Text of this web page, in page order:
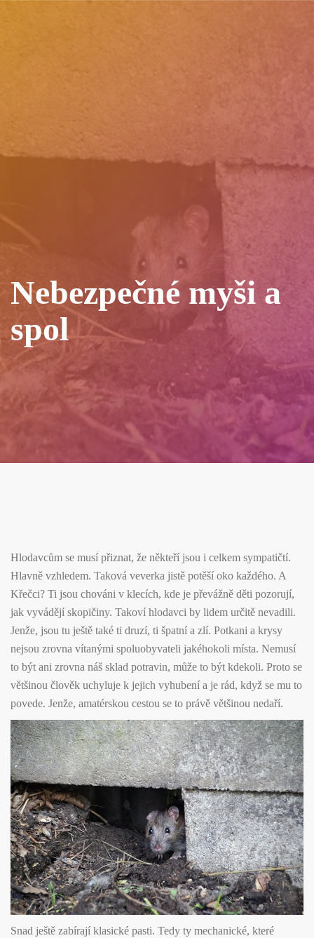
Nebezpečné myši a
spol
Hlodavcům se musí přiznat, že někteří jsou i celkem sympatičtí.
Hlavně vzhledem. Taková veverka jistě potěší oko každého. A
Křečci? Ti jsou chováni v klecích, kde je převážně děti pozorují,
jak vyvádějí skopičiny. Takoví hlodavci by lidem určitě nevadili.
Jenže, jsou tu ještě také ti druzí, ti špatní a zlí. Potkani a krysy
nejsou zrovna vítanými spoluobyvateli jakéhokoli místa. Nemusí
to být ani zrovna náš sklad potravin, může to být kdekoli. Proto se
většinou člověk uchyluje k jejich vyhubení a je rád, když se mu to
povede. Jenže, amatérskou cestou se to právě většinou nedaří.
Snad ještě zabírají klasické pasti. Tedy ty mechanické, které